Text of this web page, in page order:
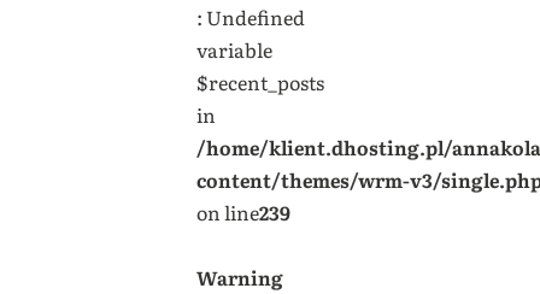
: Undefined
variable
$recent_posts
in
/home/klient.dhosting.pl/
content/themes/wrm-v3/
on line239
Warning